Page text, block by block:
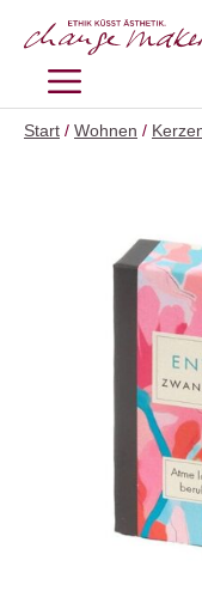
Inhalt
MENÜ
Start / Wohnen /